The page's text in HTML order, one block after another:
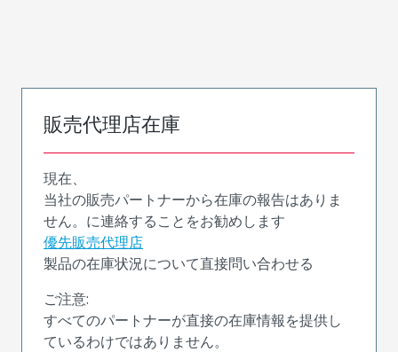
販売代理店在庫
現在、
当社の販売パートナーから在庫の報告はありま
せん。に連絡することをお勧めします
優先販売代理店
製品の在庫状況について直接問い合わせる
ご注意:
すべてのパートナーが直接の在庫情報を提供し
ているわけではありません。